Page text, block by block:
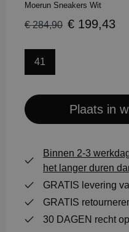
Moerun Sneakers Wit
€ 284,90 € 199,43
41
Plaats in
Binnen 2-3
het langer duren
GRATIS levering
GRATIS
30 DAGEN recht